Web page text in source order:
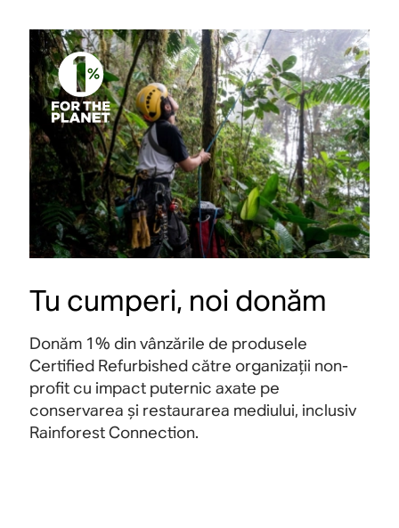
Tu cumperi, noi donăm
Donăm 1% din vânzările de produsele
Certified Refurbished către organizații non-
profit cu impact puternic axate pe
conservarea și restaurarea mediului, inclusiv
Rainforest Connection.